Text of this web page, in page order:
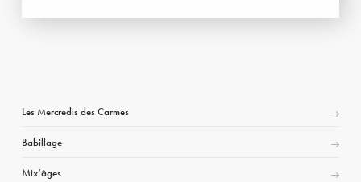
Les Mercredis des Carmes
Babillage
Mix’âges